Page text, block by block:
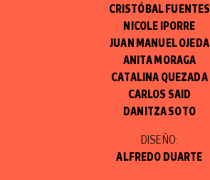
CRISTÓBAL FUENTES
NICOLE IPORRE
JUAN MANUEL OJEDA
ANITA MORAGA
CATALINA QUEZADA
CARLOS SAID
DANITZA SOTO
DISEÑO:
ALFREDO DUARTE